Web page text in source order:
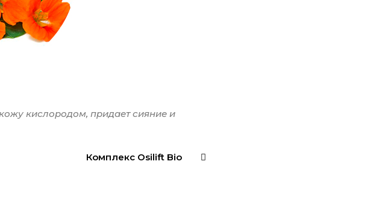
кислородом, придает сияние и
Комплекс Osilift Bio